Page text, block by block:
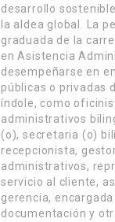
desarrollo
la aldea global. La
graduada de la
en Asistencia
desempeñarse en
públicas o privadas
índole, como
administrativos
(o), secretaria (o)
recepcionista,
administrativos,
servicio al cliente,
gerencia,
documentación y